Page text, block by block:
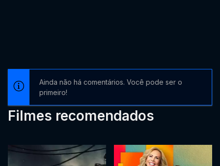
Ainda não há comentários. Você pode ser o
primeiro!
Filmes recomendados